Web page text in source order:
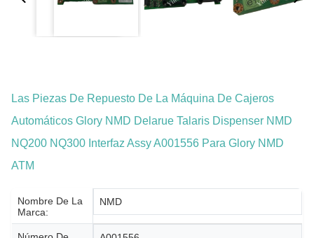
Las Piezas De Repuesto De La Máquina De Cajeros
Automáticos Glory NMD Delarue Talaris Dispenser NMD
NQ200 NQ300 Interfaz Assy A001556 Para Glory NMD
ATM
Nombre De La
Marca:
NMD